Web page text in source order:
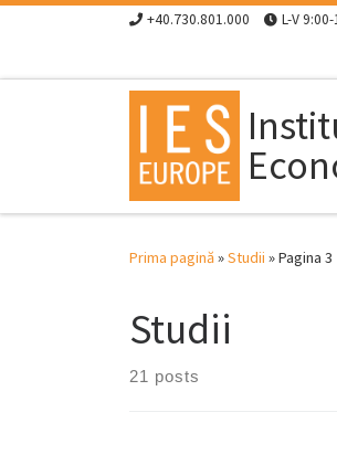
Skip to content
+40.730.801.000 L-V
Prima pagină»Studii »Pagina 3
Studii
21 posts